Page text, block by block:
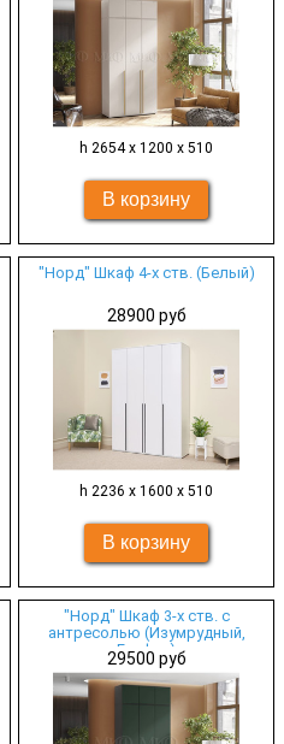
h 2654 х 1200 х 510
"Норд" Шкаф 4-х ств. (Белый)
28900 руб
h 2236 х 1600 х 510
"Норд" Шкаф 3-х ств. с
антресолью (Изумрудный,
Графит)
29500 руб